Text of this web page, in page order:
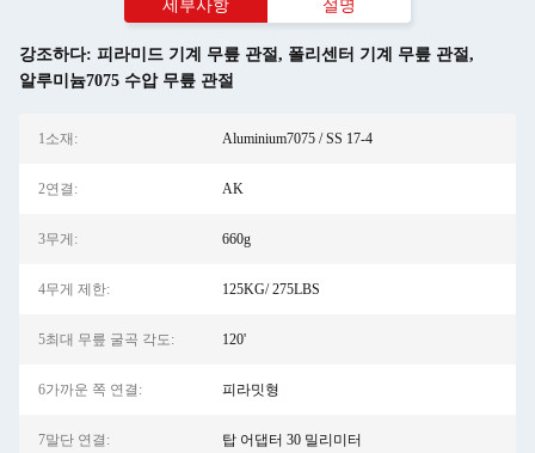
세부사항 설명
강조하다: 피라미드 기계 무릎 관절, 폴리센터 기계 무릎 관절,
알루미늄7075 수압 무릎 관절
1소재: Aluminium7075 / SS 17-4
2연결: AK
3무게: 660g
4무게 제한: 125KG/ 275LBS
5최대 무릎 굴곡 각도: 120'
6가까운 쪽 연결: 피라밋형
7말단 연결: 탑 어댑터 30 밀리미터